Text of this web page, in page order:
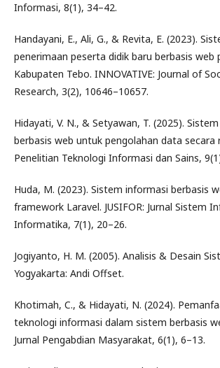
Informasi, 8(1), 34–42.
Handayani, E., Ali, G., & Revita, E. (2023).
penerimaan peserta didik baru berbasis web
Kabupaten Tebo. INNOVATIVE: Journal of
Research, 3(2), 10646–10657.
Hidayati, V. N., & Setyawan, T. (2025).
berbasis web untuk pengolahan data secara
Penelitian Teknologi Informasi dan Sains,
Huda, M. (2023). Sistem informasi berbasis
framework Laravel. JUSIFOR: Jurnal Sistem
Informatika, 7(1), 20–26.
Jogiyanto, H. M. (2005). Analisis & Desain
Yogyakarta: Andi Offset.
Khotimah, C., & Hidayati, N. (2024).
teknologi informasi dalam sistem berbasis
Jurnal Pengabdian Masyarakat, 6(1), 6–13.